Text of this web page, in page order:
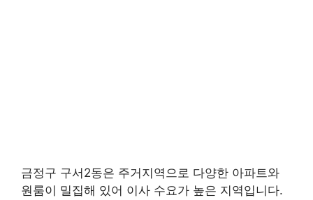
금정구 구서2동은 주거지역으로 다양한 아파트와
원룸이 밀집해 있어 이사 수요가 높은 지역입니다.